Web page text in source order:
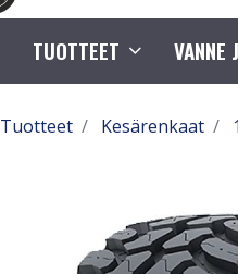
TUOTTEET VANNE
Tuotteet Kesärenkaat